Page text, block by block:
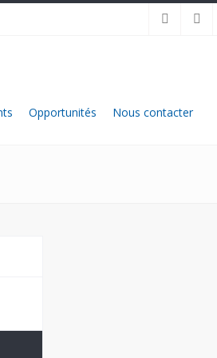
Opportunités Nous contacter